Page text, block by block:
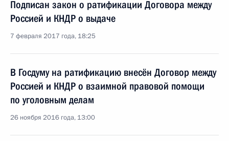
Подписан закон о ратификации Договора между
Россией и КНДР о выдаче
7 февраля 2017 года, 18:25
В Госдуму на ратификацию внесён Договор между
Россией и КНДР о взаимной правовой помощи
по уголовным делам
26 ноября 2016 года, 13:00